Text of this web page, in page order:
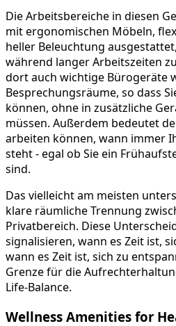
Die Arbeitsbereiche in diesen
mit ergonomischen Möbeln,
heller Beleuchtung
während langer Arbeitszeiten
dort auch wichtige Bürogeräte
Besprechungsräume, so dass
können, ohne in zusätzliche
müssen. Außerdem bedeutet
arbeiten können, wann immer
steht - egal ob Sie ein
sind.
Das vielleicht am meisten
klare räumliche Trennung
Privatbereich. Diese
signalisieren, wann es Zeit ist,
wann es Zeit ist, sich zu
Grenze für die
Life-Balance.
Wellness Amenities for